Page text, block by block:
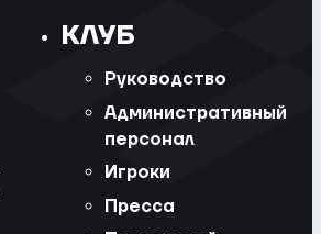
КЛУБ
Руководство
Административный
персонал
Игроки
Пресса